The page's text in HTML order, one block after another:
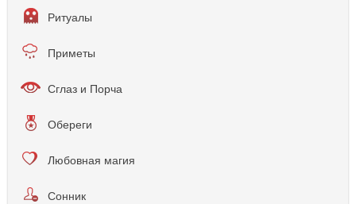
Ритуалы
Приметы
Сглаз и Порча
Обереги
Любовная магия
Сонник